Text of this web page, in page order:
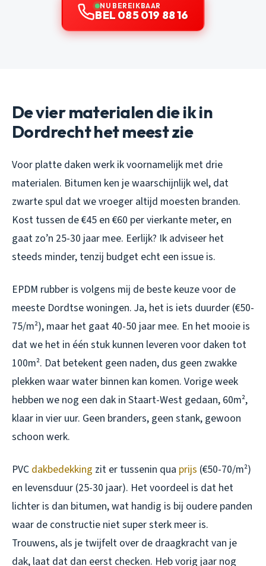
NU BEREIKBAAR
BEL 085 019 88 16
De vier materialen die ik in
Dordrecht het meest zie
Voor platte daken werk ik voornamelijk met drie
materialen. Bitumen ken je waarschijnlijk wel, dat
zwarte spul dat we vroeger altijd moesten branden.
Kost tussen de €45 en €60 per vierkante meter, en
gaat zo’n 25-30 jaar mee. Eerlijk? Ik adviseer het
steeds minder, tenzij budget echt een issue is.
EPDM rubber is volgens mij de beste keuze voor de
meeste Dordtse woningen. Ja, het is iets duurder (€50-
75/m²), maar het gaat 40-50 jaar mee. En het mooie is
dat we het in één stuk kunnen leveren voor daken tot
100m². Dat betekent geen naden, dus geen zwakke
plekken waar water binnen kan komen. Vorige week
hebben we nog een dak in Staart-West gedaan, 60m²,
klaar in vier uur. Geen branders, geen stank, gewoon
schoon werk.
PVC dakbedekking zit er tussenin qua prijs (€50-70/m²)
en levensduur (25-30 jaar). Het voordeel is dat het
lichter is dan bitumen, wat handig is bij oudere panden
waar de constructie niet super sterk meer is.
Trouwens, als je twijfelt over de draagkracht van je
dak, laat dat dan eerst checken. Heb vorig jaar nog